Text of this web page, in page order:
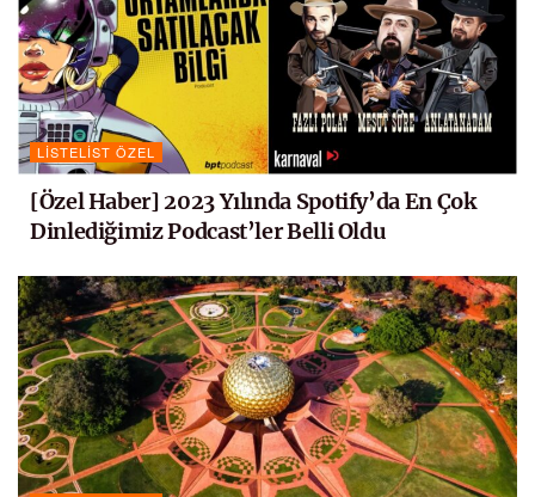
LISTELIST ÖZEL
[Özel Haber] 2023 Yılında Spotify’da En Çok
Dinlediğimiz Podcast’ler Belli Oldu